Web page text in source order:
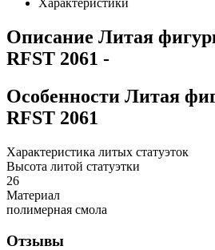
Характеристики
Описание Литая
RFST 2061 -
Особенности Литая
RFST 2061
Характеристика литых статуэток
Высота литой статуэтки
26
Материал
полимерная смола
Отзывы